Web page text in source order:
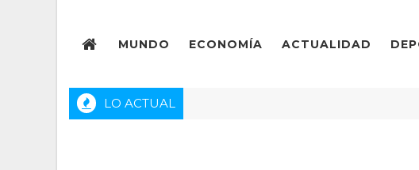
MUNDO ECONOMÍA ACTUALIDAD
LO ACTUAL